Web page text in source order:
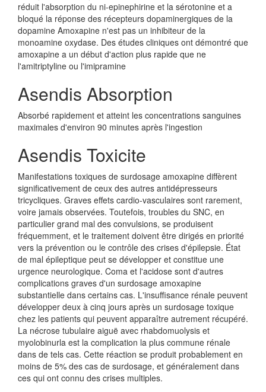
réduit l'absorption du ni-epinephirine et la sérotonine et a
bloqué la réponse des récepteurs dopaminergiques de la
dopamine Amoxapine n'est pas un inhibiteur de la
monoamine oxydase. Des études cliniques ont démontré que
amoxapine a un début d'action plus rapide que ne
l'amitriptyline ou l'imipramine
Asendis Absorption
Absorbé rapidement et atteint les concentrations sanguines
maximales d'environ 90 minutes après l'ingestion
Asendis Toxicite
Manifestations toxiques de surdosage amoxapine diffèrent
significativement de ceux des autres antidépresseurs
tricycliques. Graves effets cardio-vasculaires sont rarement,
voire jamais observées. Toutefois, troubles du SNC, en
particulier grand mal des convulsions, se produisent
fréquemment, et le traitement doivent être dirigés en priorité
vers la prévention ou le contrôle des crises d'épilepsie. État
de mal épileptique peut se développer et constitue une
urgence neurologique. Coma et l'acidose sont d'autres
complications graves d'un surdosage amoxapine
substantielle dans certains cas. L'insuffisance rénale peuvent
développer deux à cinq jours après un surdosage toxique
chez les patients qui peuvent apparaître autrement récupéré.
La nécrose tubulaire aiguë avec rhabdomuolysis et
myolobinurla est la complication la plus commune rénale
dans de tels cas. Cette réaction se produit probablement en
moins de 5% des cas de surdosage, et généralement dans
ces qui ont connu des crises multiples.